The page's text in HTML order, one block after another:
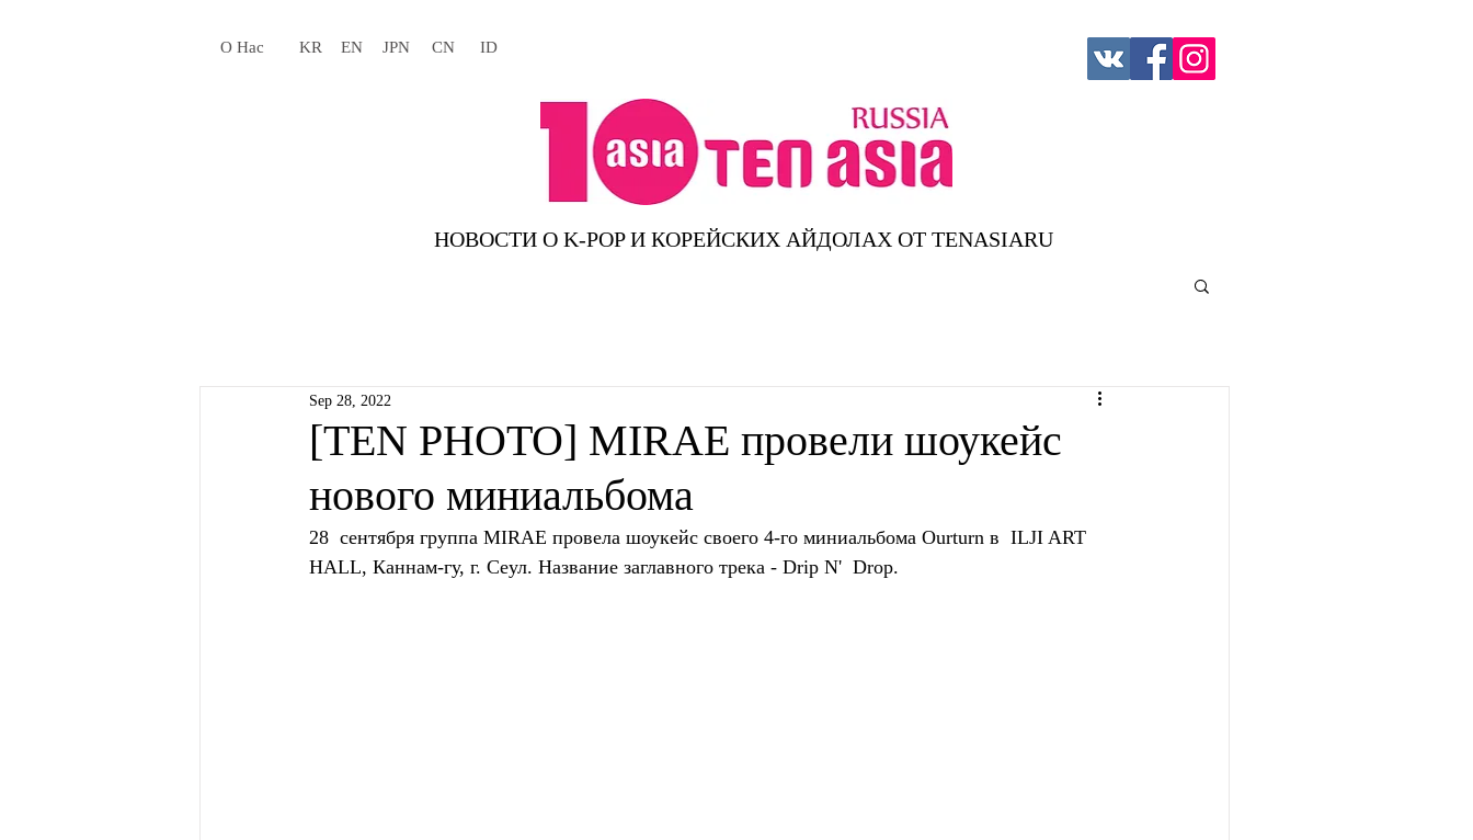
О Нас KR EN JPN CN ID
НОВОСТИ О K-POP И КОРЕЙСКИХ АЙДОЛАХ ОТ TENASIARU
[TEN PHOTO] MIRAE провели шоукейс
нового миниальбома
Sep 28, 2022
28  сентября группа MIRAE провела шоукейс своего 4-го миниальбома Ourturn в  ILJI ART
HALL, Каннам-гу, г. Сеул. Название заглавного трека - Drip N'  Drop.